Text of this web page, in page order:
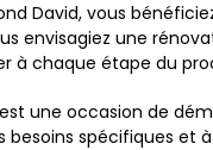
David, vous
envisagiez une
à chaque étape du
une occasion de
besoins spécifiques et